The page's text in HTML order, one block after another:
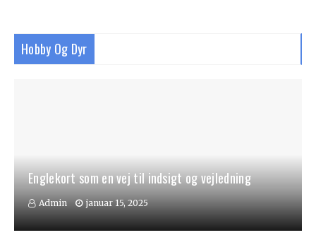
Hobby Og Dyr
Englekort som en vej til indsigt og vejledning
Admin januar 15, 2025